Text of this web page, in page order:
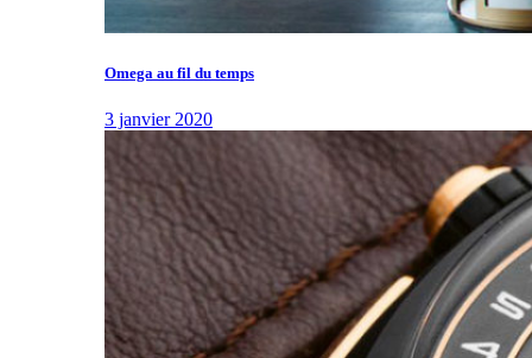
Omega au fil du temps
3 janvier 2020